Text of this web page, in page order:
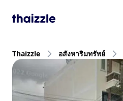
Thaizzle อสังหาริมทรัพย์